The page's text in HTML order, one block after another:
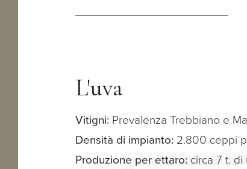
L'uva
Vitigni: Prevalenza Trebbiano e
Densità di impianto: 2.800 ceppi
Produzione per ettaro: circa 7 t. di